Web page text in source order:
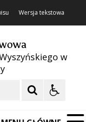
Wersja tekstowa
w